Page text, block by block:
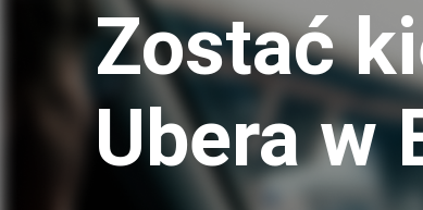
Zostać
Ubera w